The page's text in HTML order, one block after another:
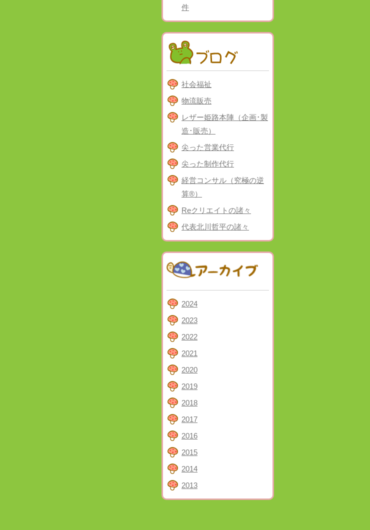
件
社会福祉
物流販売
レザー姫路本陣（企画･製
造･販売）
尖った営業代行
尖った制作代行
経営コンサル（究極の逆
算®）
Reクリエイトの諸々
代表北川哲平の諸々
2024
2023
2022
2021
2020
2019
2018
2017
2016
2015
2014
2013